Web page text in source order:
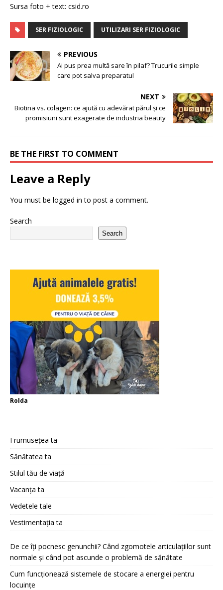
Sursa foto + text: csid.ro
SER FIZIOLOGIC UTILIZARI SER FIZIOLOGIC
PREVIOUS
Ai pus prea multă sare în pilaf? Trucurile simple
care pot salva preparatul
NEXT
Biotina vs. colagen: ce ajută cu adevărat părul și ce
promisiuni sunt exagerate de industria beauty
BE THE FIRST TO COMMENT
Leave a Reply
You must be logged in to post a comment.
Search
Search
Rolda
Frumusețea ta
Sănătatea ta
Stilul tău de viață
Vacanța ta
Vedetele tale
Vestimentația ta
De ce îți pocnesc genunchii? Când zgomotele articulațiilor sunt
normale și când pot ascunde o problemă de sănătate
Cum funcționează sistemele de stocare a energiei pentru
locuințe